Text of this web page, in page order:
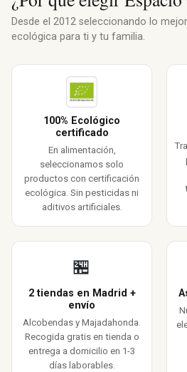
Desde el 2012 seleccionando lo
ecológica para ti y tu familia.
100% Ecológico
certificado
En alimentación,
seleccionamos solo
productos con certificación
ecológica. Sin pesticidas ni
aditivos artificiales.
🏪
2 tiendas en Madrid +
envío
Alcobendas y Majadahonda.
Recogida gratis en tienda o
entrega a domicilio en 1-3
días laborables.